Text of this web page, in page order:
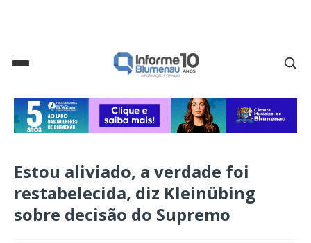
Estou aliviado, a verdade foi
restabelecida, diz Kleinübing
sobre decisão do Supremo